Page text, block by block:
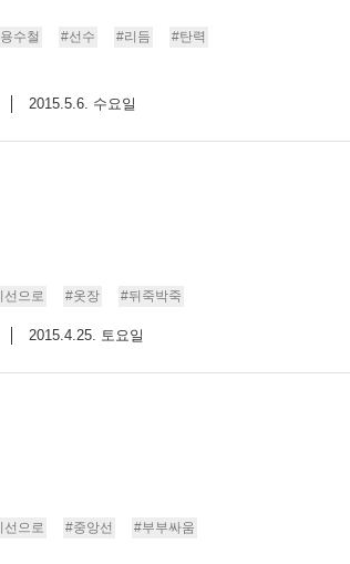
수철 #선수 #리듬
#탄력
2015.5.6. 수요일
선으로 #옷장 #뒤죽박죽
2015.4.25. 토요일
선으로 #중앙선
#부부싸움